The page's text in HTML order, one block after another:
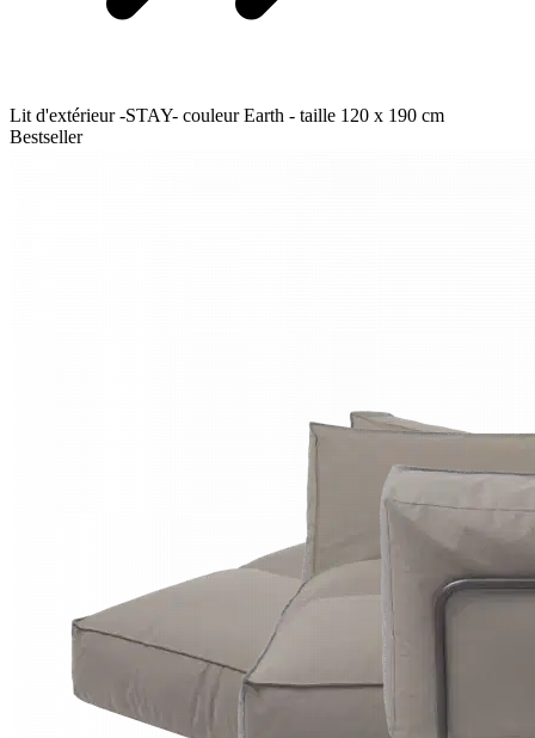
Lit d'extérieur -STAY- couleur Earth - taille 120 x 190 cm
Bestseller